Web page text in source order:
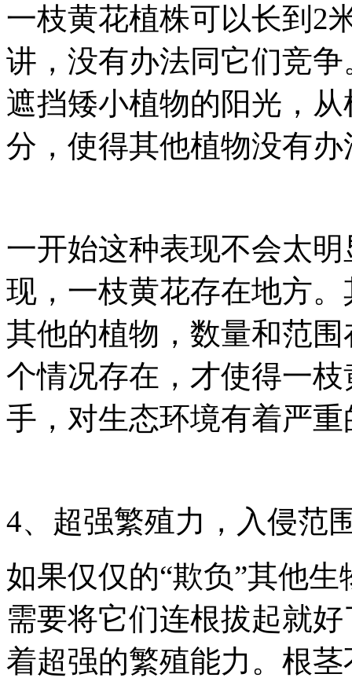
一枝黄花植株可以长到 2
讲，没有办法同它们竞
遮挡矮小植物的阳光，
分，使得其他植物没有
一开始这种表现不会太
现，一枝黄花存在地方
其他的植物，数量和范
个情况存在，才使得一
手，对生态环境有着严
4、超强繁殖力，入侵范
如果仅仅的“欺负”其他
需要将它们连根拔起就
着超强的繁殖能力。根